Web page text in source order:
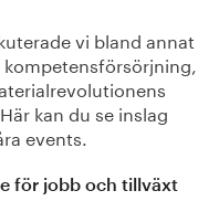
vi bland annat
kan du se inslag
events.
för jobb och tillväxt